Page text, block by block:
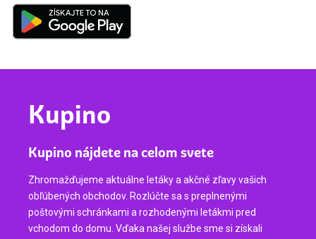
Kupino
Kupino nájdete na celom svete
Zhromažďujeme aktuálne letáky a akčné zľavy vašich
obľúbených obchodov. Rozlúčte sa s preplnenými
poštovými schránkami a rozhodenými letákmi pred
vchodom do domu. Vďaka našej službe sme si získali